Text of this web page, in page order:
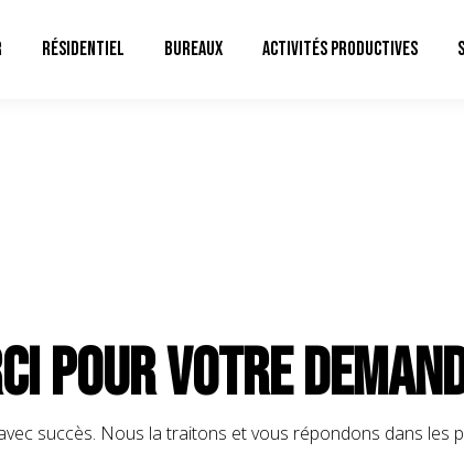
RÉSIDENTIEL BUREAUX ACTIVITÉS PRODUCTIVES
pour votre
succès. Nous la traitons et vous répondons dans les